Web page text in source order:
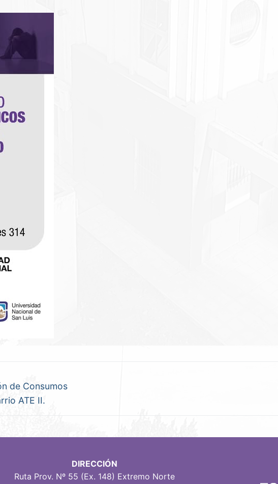
de Consumos
ATE II.
DIRECCIÓN
Ruta Prov. Nº 55 (Ex. 148) Extremo Norte